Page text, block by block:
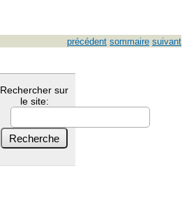
précédent sommaire suivant
Rechercher sur
le site: